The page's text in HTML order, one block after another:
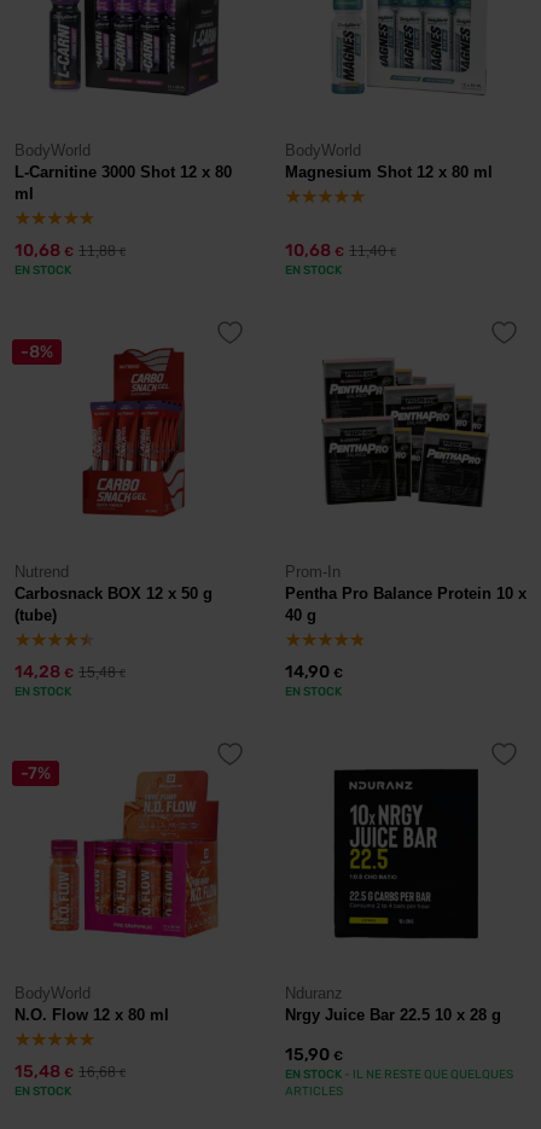
BodyWorld
L-Carnitine 3000 Shot 12 x 80
ml
10,68 € 11,88€
EN STOCK
BodyWorld
Magnesium Shot 12 x 80 ml
10,68 € 11,40€
EN STOCK
-8%
Nutrend
Carbosnack BOX 12 x 50 g
(tube)
14,28 € 15,48€
EN STOCK
Prom-In
Pentha Pro Balance Protein 10 x
40 g
14,90 €
EN STOCK
-7%
BodyWorld
N.O. Flow 12 x 80 ml
15,48 € 16,68€
EN STOCK
Nduranz
Nrgy Juice Bar 22.5 10 x 28 g
15,90 €
EN STOCK - IL NE RESTE QUE QUELQUES
ARTICLES